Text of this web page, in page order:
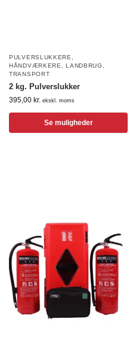
PULVERSLUKKERE,
HÅNDVÆRKERE, LANDBRUG ,
TRANSPORT
2 kg. Pulverslukker
395,00 kr. ekskl. moms
Se muligheder